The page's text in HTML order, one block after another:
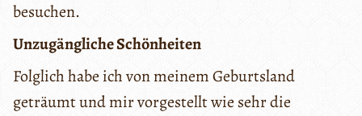
besuchen.
Unzugängliche Schönheiten
Folglich habe ich von meinem Geburtsland
geträumt und mir vorgestellt wie sehr die